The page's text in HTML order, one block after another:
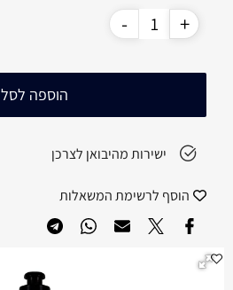
הוספה לסל
ישירות מהיבואן לצרכן
הוסף לרשימת המשאלות